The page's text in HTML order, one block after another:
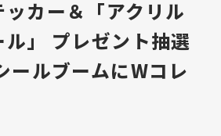
カー＆「アクリル
」 プレゼント抽選
ールブームにWコレ